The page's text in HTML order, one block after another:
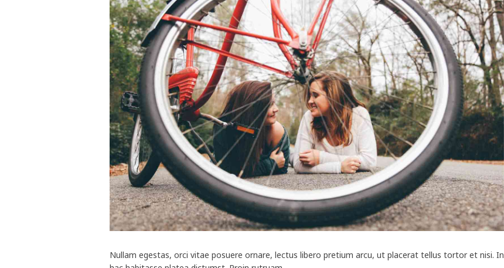
Nullam egestas, orci vitae posuere ornare, lectus libero pretium arcu, ut placerat tellus tortor et nisi. In